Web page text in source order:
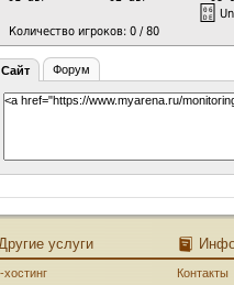
Сайт Форум
услуги
хостинг
Контакты